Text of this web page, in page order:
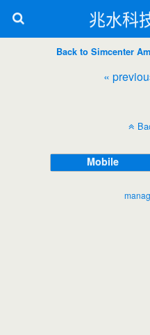
兆水科
Back to Simcenter
«
Mobile